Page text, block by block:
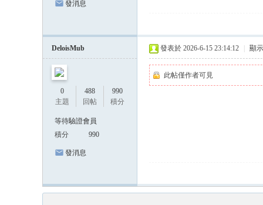
發消息
DeloisMub
0
主題
488
回帖
990
積分
等待驗證會員
積分
990
發消息
發表於 2026-6-15 23:14:12 顯
此帖僅作者可見